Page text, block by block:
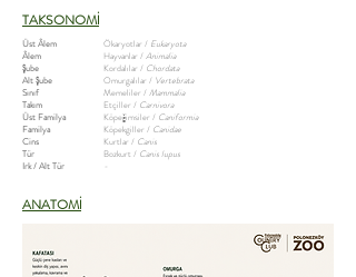
TAKSONOMİ
Üst Âlem
Âlem
Şube
Alt Şube
Sınıf
Takım
Üst Familya
Familya
Cins
Tür
Irk / Alt Tür
Ökaryotlar / Eukaryota
Hayvanlar /Animalia
Kordalılar / Chordata
Omurgalılar / Vertebrata
Memeliler /Mammalia
Etçiller / Carnivora
Köpeğimsiler / Caniformia
Köpekgiller / Canidae
Kurtlar / Canis
Bozkurt / Canis lupus
ANATOMİ